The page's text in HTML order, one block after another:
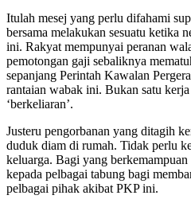
Itulah mesej yang perlu difahami
bersama melakukan sesuatu ketika
ini. Rakyat mempunyai peranan
pemotongan gaji sebaliknya
sepanjang Perintah Kawalan
rantaian wabak ini. Bukan satu
‘berkeliaran’.
Justeru pengorbanan yang ditagih
duduk diam di rumah. Tidak perlu
keluarga. Bagi yang
kepada pelbagai tabung bagi
pelbagai pihak akibat PKP ini.